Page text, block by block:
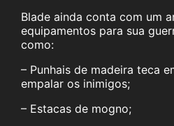
Blade ainda conta com um
equipamentos para sua
como:
– Punhais de madeira teca
empalar os inimigos;
– Estacas de mogno;